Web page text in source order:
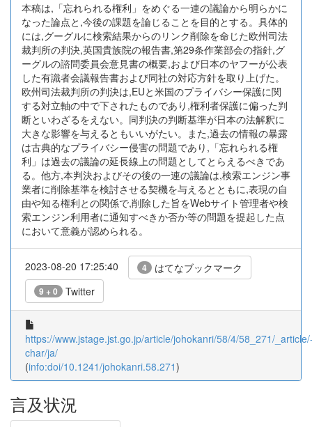
本稿は,「忘れられる権利」をめぐる一連の議論から明らかに
なった論点と,今後の課題を論じることを目的とする。具体的
には,グーグルに検索結果からのリンク削除を命じた欧州司法
裁判所の判決,英国貴族院の報告書,第29条作業部会の指針,グ
ーグルの諮問委員会意見書の概要,および日本のヤフーが公表
した有識者会議報告書および同社の対応方針を取り上げた。
欧州司法裁判所の判決は,EUと米国のプライバシー保護に関
する対立軸の中で下されたものであり,権利者保護に偏った判
断といわざるをえない。同判決の判断基準が日本の法解釈に
大きな影響を与えるともいいがたい。また,過去の情報の暴露
は古典的なプライバシー侵害の問題であり,「忘れられる権
利」は過去の議論の延長線上の問題としてとらえるべきであ
る。他方,本判決およびその後の一連の議論は,検索エンジン事
業者に削除基準を検討させる契機を与えるとともに,表現の自
由や知る権利との関係で,削除した旨をWebサイト管理者や検
索エンジン利用者に通知すべきか否か等の問題を提起した点
において意義が認められる。
2023-08-20 17:25:40 4 はてなブックマーク
9 + 0 Twitter
https://www.jstage.jst.go.jp/article/johokanri/58/4/58_271/
char/ja/
(info:doi/10.1241/johokanri.58.271)
言及状況